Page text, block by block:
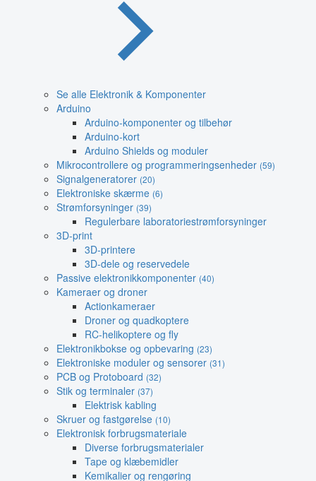
Se alle Elektronik & Komponenter
Arduino
Arduino-komponenter og tilbehør
Arduino-kort
Arduino Shields og moduler
Mikrocontrollere og programmeringsenheder (59)
Signalgeneratorer (20)
Elektroniske skærme (6)
Strømforsyninger (39)
Regulerbare laboratoriestrømforsyninger
3D-print
3D-printere
3D-dele og reservedele
Passive elektronikkomponenter (40)
Kameraer og droner
Actionkameraer
Droner og quadkoptere
RC-helikoptere og fly
Elektronikbokse og opbevaring (23)
Elektroniske moduler og sensorer (31)
PCB og Protoboard (32)
Stik og terminaler (37)
Elektrisk kabling
Skruer og fastgørelse (10)
Elektronisk forbrugsmateriale
Diverse forbrugsmaterialer
Tape og klæbemidler
Kemikalier og rengøring